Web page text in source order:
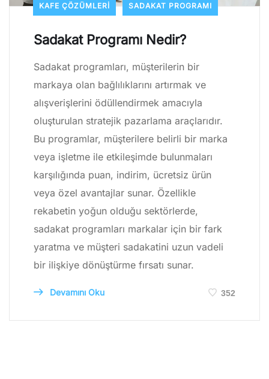
KAFE ÇÖZÜMLERI SADAKAT PROGRAMI
Sadakat Programı Nedir?
Sadakat programları, müşterilerin bir
markaya olan bağlılıklarını artırmak ve
alışverişlerini ödüllendirmek amacıyla
oluşturulan stratejik pazarlama araçlarıdır.
Bu programlar, müşterilere belirli bir marka
veya işletme ile etkileşimde bulunmaları
karşılığında puan, indirim, ücretsiz ürün
veya özel avantajlar sunar. Özellikle
rekabetin yoğun olduğu sektörlerde,
sadakat programları markalar için bir fark
yaratma ve müşteri sadakatini uzun vadeli
bir ilişkiye dönüştürme fırsatı sunar.
Devamını Oku 352